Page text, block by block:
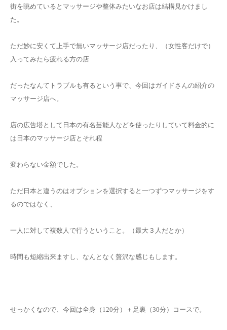
街を眺めているとマッサージや整体みたいなお店は結構見かけまし
た。
ただ妙に安くて上手で無いマッサージ店だったり、（女性客だけで）
入ってみたら疲れる方の店
だったなんてトラブルも有るという事で、今回はガイドさんの紹介の
マッサージ店へ。
店の広告塔として日本の有名芸能人などを使ったりしていて料金的に
は日本のマッサージ店とそれ程
変わらない金額でした。
ただ日本と違うのはオプションを選択すると一つずつマッサージをす
るのではなく、
一人に対して複数人で行うということ。（最大３人だとか）
時間も短縮出来ますし、なんとなく贅沢な感じもします。
せっかくなので、今回は全身（120分）＋足裏（30分）コースで。